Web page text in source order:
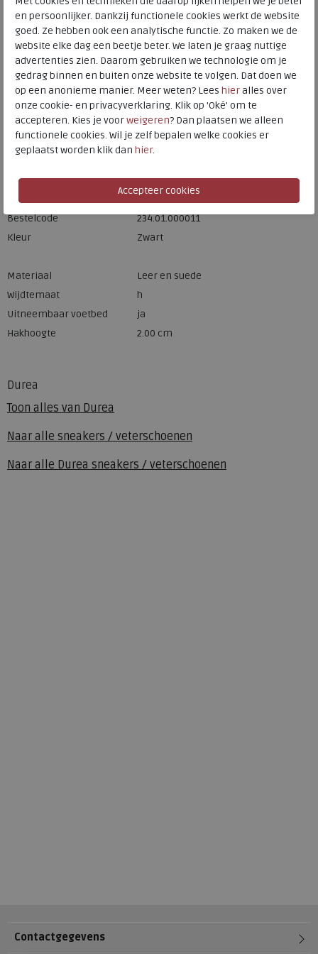
Durea
Toon alles van Durea
Naar alle sneakers / veterschoenen
Naar alle Durea sneakers / veterschoenen
Meijerink Hoorn
HOORN
Hulp nodig? bel:0229 760 760
Gratis verzending binnen Nederland*
Voor 14:00 uur besteld = dezelfde werkdag verzonden*
Altijd retourneren, binnen 1 werkdag terugbetaald
Merk
Durea
Fabrikantcode
6261.685.9878
Bestelcode
234.01.000011
Kleur
Zwart
Materiaal
Leer en suede
Wijdtemaat
h
Uitneembaar voetbed
ja
Hakhoogte
2.00 cm
Contactgegevens
en persoonlijker. Dankzij functionele cookies werkt de website
goed. Ze hebben ook een analytische functie. Zo maken we de
website elke dag een beetje beter. We laten je graag nuttige
advertenties zien. Daarom gebruiken we technologie om je
gedrag binnen en buiten onze website te volgen. Dat doen we
op een anonieme manier. Meer weten? Lees hieralles over
onze cookie- en privacyverklaring. Klik op 'Oké' om te
accepteren. Kies je voorweigeren? Dan plaatsen we alleen
functionele cookies. Wil je zelf bepalen welke cookies er
geplaatst worden klik dan hier.